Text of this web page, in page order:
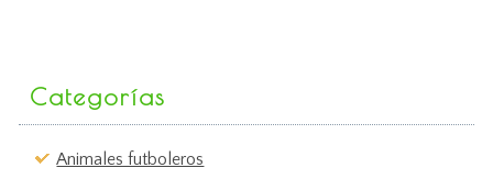
Categorías
Animales futboleros